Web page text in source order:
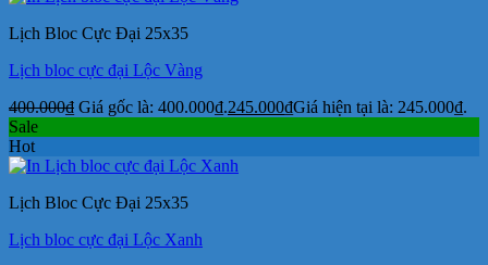
Lịch Bloc Cực Đại 25x35
Lịch bloc cực đại Lộc Vàng
400.000₫ Giá gốc là: 400.000₫.245.000₫Giá hiện tại là: 245.000₫.
Sale
Hot
Lịch Bloc Cực Đại 25x35
Lịch bloc cực đại Lộc Xanh